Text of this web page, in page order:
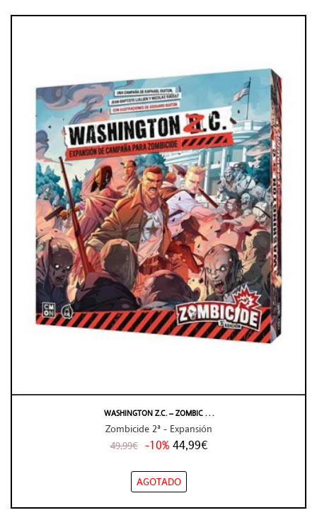
WASHINGTON Z.C. – ZOMBIC . . .
Zombicide 2ª - Expansión
49,99€ -10% 44,99€
AGOTADO